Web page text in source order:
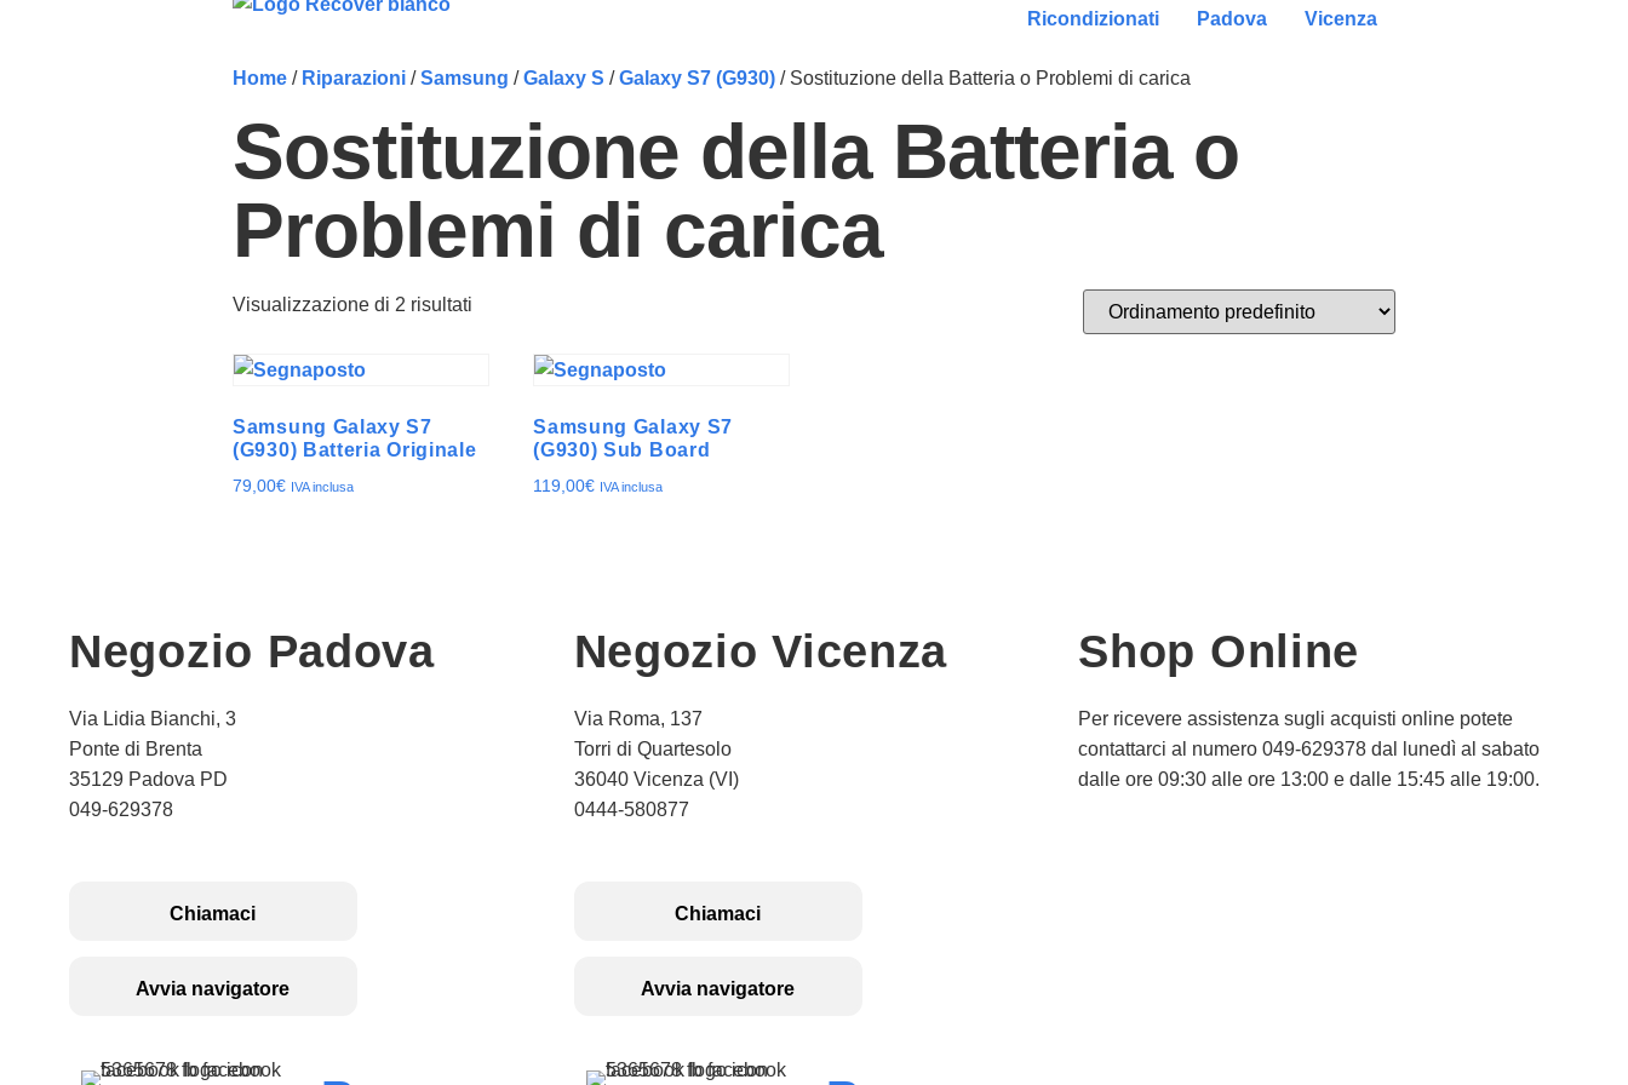
Ricondizionati Padova Vicenza
Home / Riparazioni /Samsung /Galaxy S /Galaxy S7 (G930) / Sostituzione della Batteria o Problemi di carica
Sostituzione della Batteria o
Problemi di carica
Visualizzazione di 2 risultati
Samsung Galaxy S7
(G930) Batteria Originale
79,00€ IVA inclusa
Samsung Galaxy S7
(G930) Sub Board
119,00€ IVA inclusa
Negozio Padova
Via Lidia Bianchi, 3
Ponte di Brenta
35129 Padova PD
049-629378
Chiamaci
Avvia navigatore
Negozio Vicenza
Via Roma, 137
Torri di Quartesolo
36040 Vicenza (VI)
0444-580877
Chiamaci
Avvia navigatore
Shop Online
Per ricevere assistenza sugli acquisti online potete
contattarci al numero 049-629378 dal lunedì al sabato
dalle ore 09:30 alle ore 13:00 e dalle 15:45 alle 19:00.